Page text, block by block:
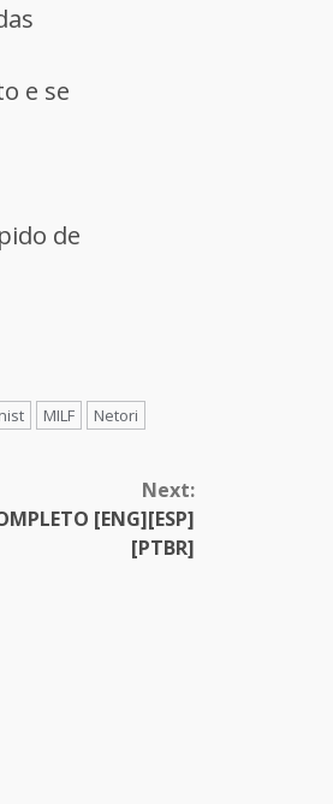
e se
de
MILF
Netori
Next:
[ENG][ESP]
[PTBR]